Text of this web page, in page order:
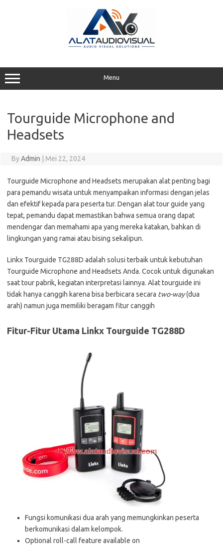
Menu
Tourguide Microphone and
Headsets
ByAdmin Mei 22, 2024
Tourguide Microphone and Headsets merupakan alat penting bagi
para pemandu wisata untuk menyampaikan informasi dengan jelas
dan efektif kepada para peserta tur. Dengan alat tour guide yang
tepat, pemandu dapat memastikan bahwa semua orang dapat
mendengar dan memahami apa yang mereka katakan, bahkan di
lingkungan yang ramai atau bising sekalipun.
Linkx Tourguide TG288D adalah solusi terbaik untuk kebutuhan
Tourguide Microphone and Headsets Anda. Cocok untuk digunakan
saat tour pabrik, kegiatan interpretasi lainnya. Alat tourguide ini
tidak hanya canggih karena bisa berbicara secara two-way(dua
arah) namun juga memiliki beragam fitur canggih
Fitur-Fitur Utama Linkx Tourguide TG288D
Fungsi komunikasi dua arah yang memungkinkan peserta
berkomunikasi dalam kelompok.
Optional roll-call feature available on